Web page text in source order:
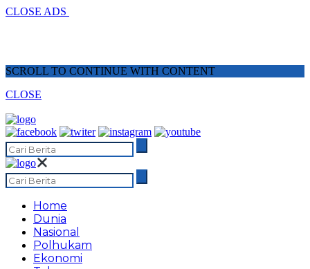
CLOSE ADS
SCROLL TO CONTINUE WITH CONTENT
CLOSE
Home
Dunia
Nasional
Polhukam
Ekonomi